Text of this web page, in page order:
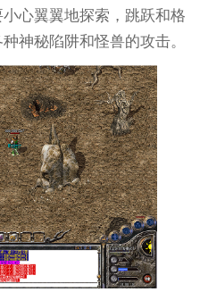
心翼翼地探索，跳跃和格
神秘陷阱和怪兽的攻击。